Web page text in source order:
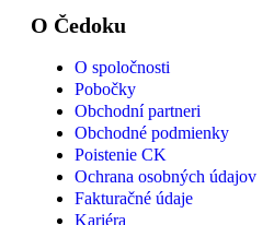
O Čedoku
O spoločnosti
Pobočky
Obchodní partneri
Obchodné podmienky
Poistenie CK
Ochrana osobných údajov
Fakturačné údaje
Kariéra